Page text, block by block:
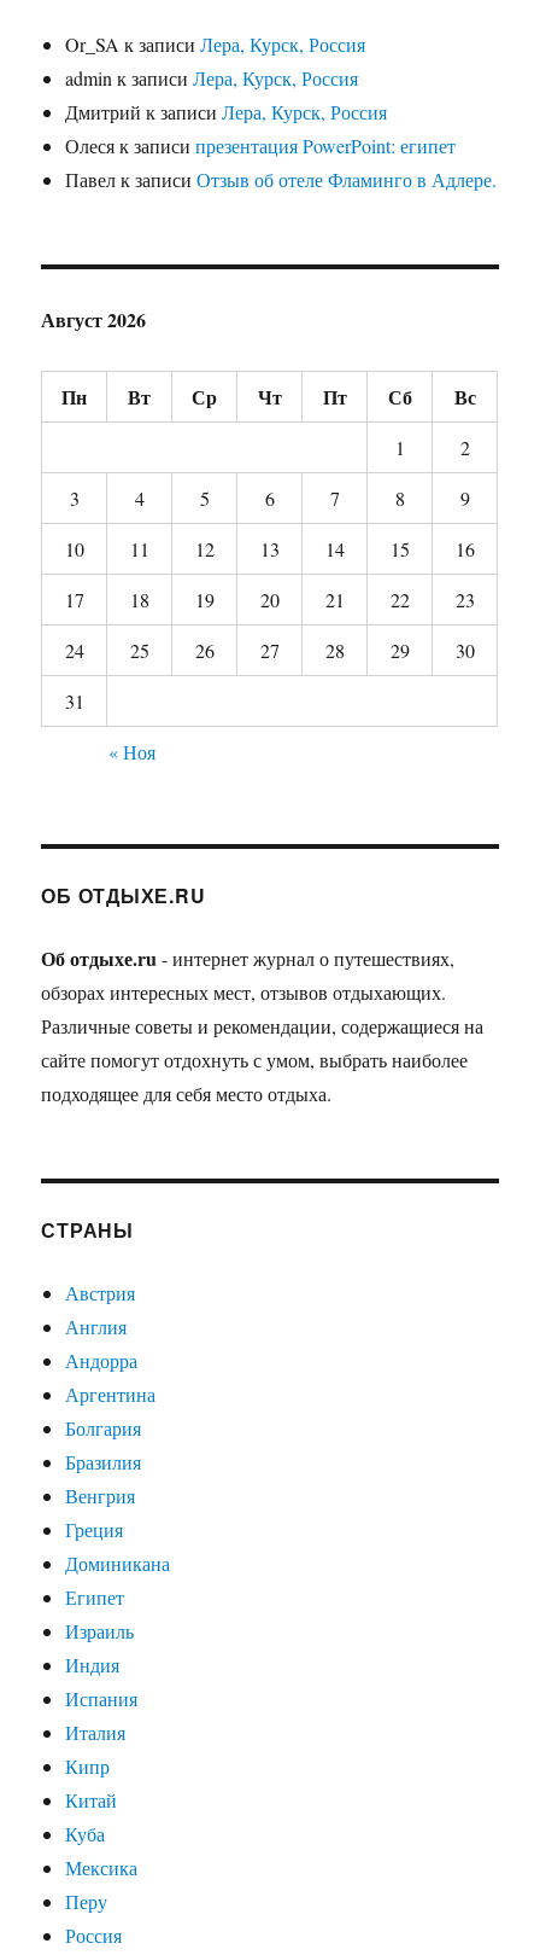
Or_SA к записиЛера, Курск, Россия
admin к записиЛера, Курск, Россия
Дмитрий к записиЛера, Курск, Россия
Олесяк записипрезентация PowerPoint: египет
Павелк записиОтзыв об отеле Фламинго в Адлере.
Август 2026
Пн Вт Ср Чт Пт Сб Вс
1
2
3
4 5 6 7 8
9
10
11 12 13 14 15
16
17
18 19 20 21 22
23
24
25 26 27 28 29
30
31
« Ноя
ОБ ОТДЫХЕ.RU
Об отдыхе.ru- интернет журнал о путешествиях,
обзорах интересных мест, отзывов отдыхающих.
Различные советы и рекомендации, содержащиеся на
сайте помогут отдохнуть с умом, выбрать наиболее
подходящее для себя место отдыха.
СТРАНЫ
Австрия
Англия
Андорра
Аргентина
Болгария
Бразилия
Венгрия
Греция
Доминикана
Египет
Израиль
Индия
Испания
Италия
Кипр
Китай
Куба
Мексика
Перу
Россия